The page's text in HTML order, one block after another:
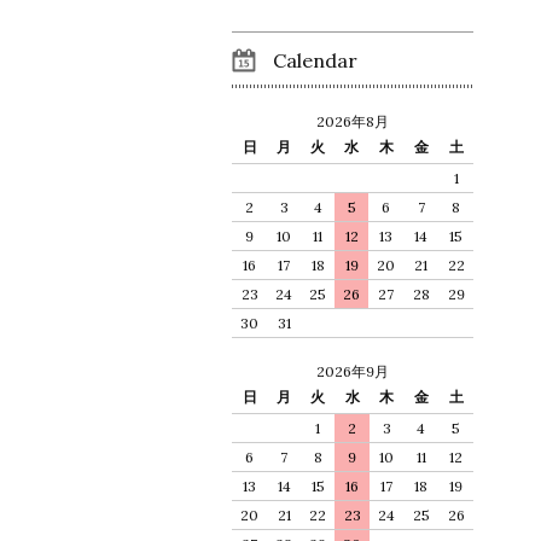
Calendar
2026年8月
日
月 火 水 木 金
土
1
2
3 4 5 6 7
8
9
10 11 12 13 14
15
16
17 18 19 20 21
22
23
24 25 26 27 28
29
30
31
2026年9月
日
月 火 水 木 金
土
1
2 3 4
5
6
7 8 9 10 11
12
13
14 15 16 17 18
19
20
21 22 23 24 25
26